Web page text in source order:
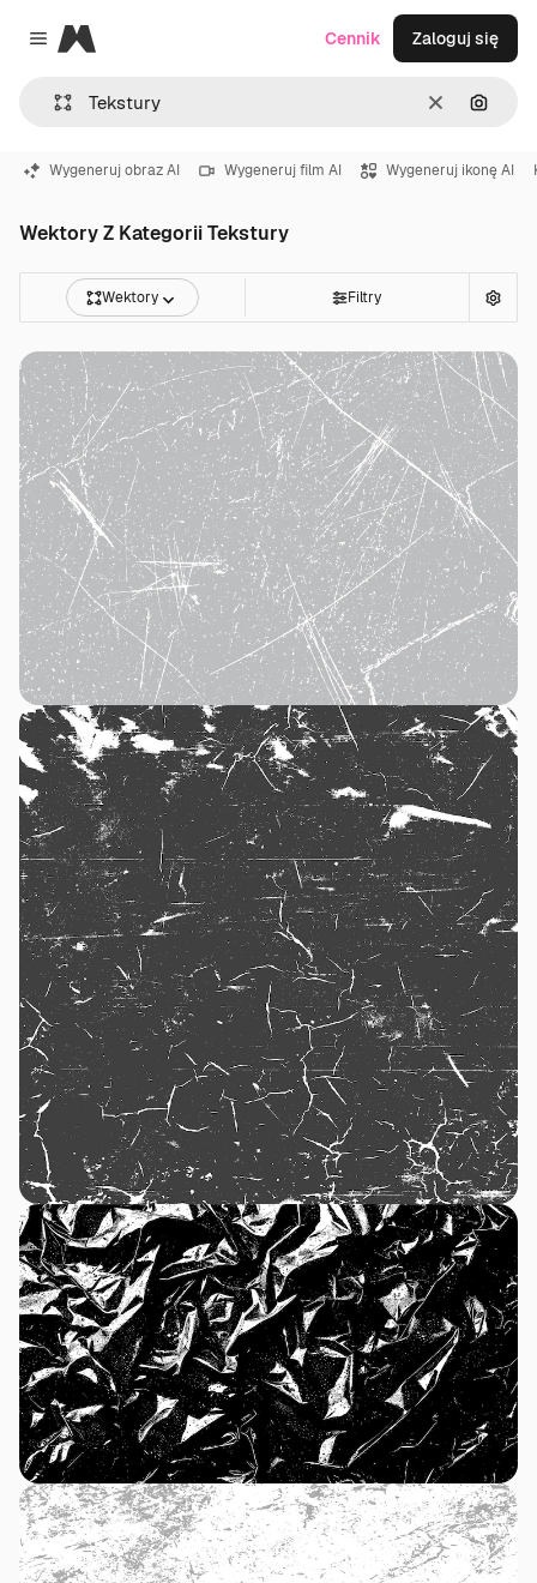
Close menu
Magnific
WyczyśćSzukaj
Cennik Zaloguj się
Wygeneruj obraz AI Wygeneruj film AI Wygeneruj ikonę AI
Wektory Z Kategorii Tekstury
Wektory Filtry